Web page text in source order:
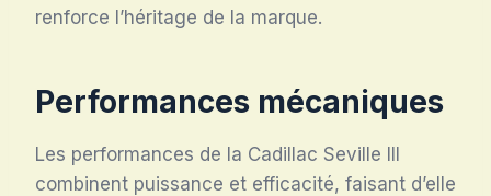
renforce l’héritage de la marque.
Performances mécaniques
Les performances de la Cadillac Seville III
combinent puissance et efficacité, faisant d’elle